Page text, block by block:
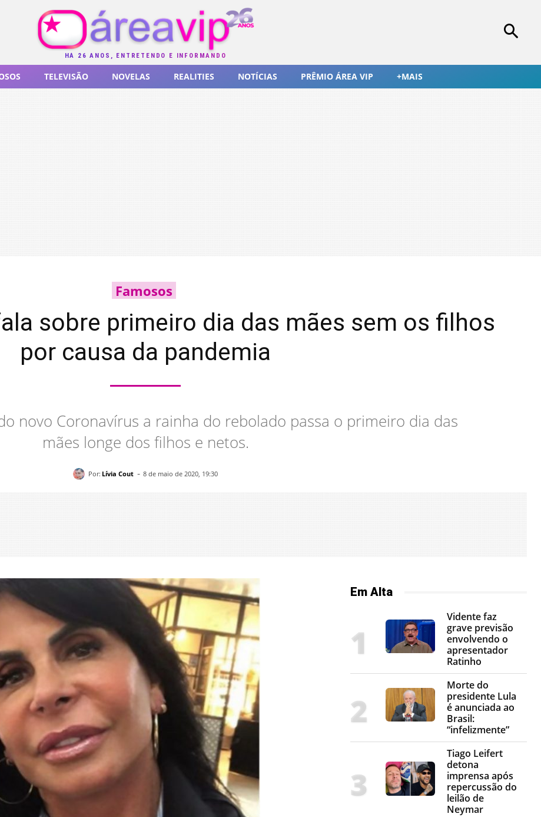
HÁ 26 ANOS, ENTRETENDO E INFORMANDO
TELEVISÃO NOVELAS REALITIES NOTÍCIAS PRÊMIO ÁREA VIP +MAIS
Famosos
sobre primeiro dia das mães sem os filhos
por causa da pandemia
novo Coronavírus a rainha do rebolado passa o primeiro dia das
mães longe dos filhos e netos.
Por: Lívia Cout - 8 de maio de 2020, 19:30
Em Alta
Vidente faz
grave previsão
envolvendo o
apresentador
Ratinho
Morte do
presidente Lula
é anunciada ao
Brasil:
“infelizmente”
Tiago Leifert
detona
imprensa após
repercussão do
leilão de
Neymar